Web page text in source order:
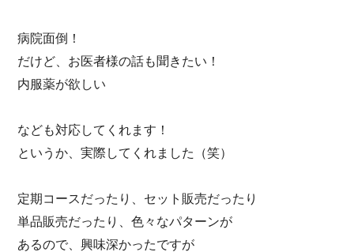
病院面倒！
だけど、お医者様の話も聞きたい！
内服薬が欲しい
なども対応してくれます！
というか、実際してくれました（笑）
定期コースだったり、セット販売だったり
単品販売だったり、色々なパターンが
あるので、興味深かったですが